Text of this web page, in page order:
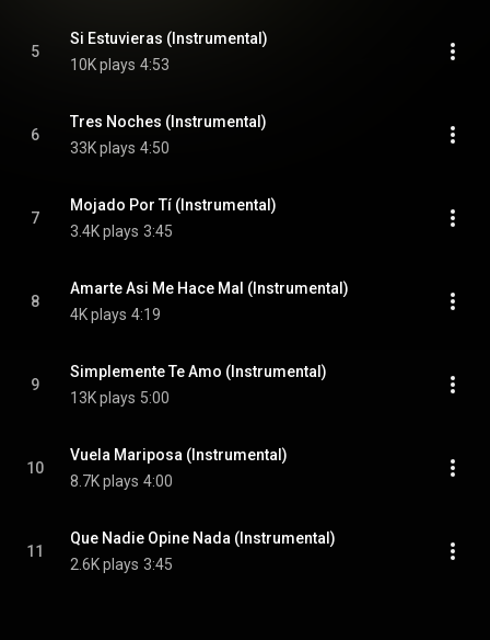
5
Si Estuvieras (Instrumental)
10K plays 4:53
6
Tres Noches (Instrumental)
33K plays 4:50
7
Mojado Por Tí (Instrumental)
3.4K plays 3:45
8
Amarte Asi Me Hace Mal (Instrumental)
4K plays 4:19
9
Simplemente Te Amo (Instrumental)
13K plays 5:00
10
Vuela Mariposa (Instrumental)
8.7K plays 4:00
11
Que Nadie Opine Nada (Instrumental)
2.6K plays 3:45